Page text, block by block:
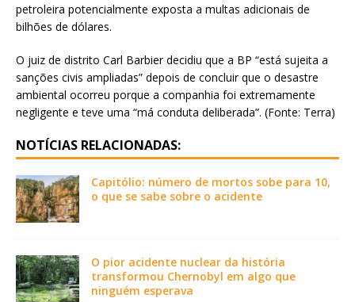
petroleira potencialmente exposta a multas adicionais de
bilhões de dólares.
O juiz de distrito Carl Barbier decidiu que a BP “está sujeita a
sanções civis ampliadas” depois de concluir que o desastre
ambiental ocorreu porque a companhia foi extremamente
negligente e teve uma “má conduta deliberada”. (Fonte: Terra)
NOTÍCIAS RELACIONADAS:
Capitólio: número de mortos sobe para 10,
o que se sabe sobre o acidente
O pior acidente nuclear da história
transformou Chernobyl em algo que
ninguém esperava